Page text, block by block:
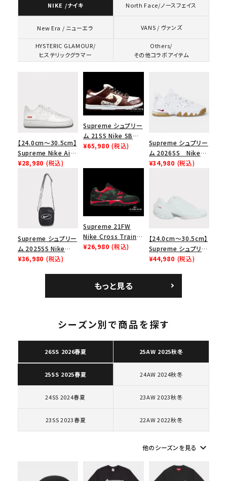
人気ワード 2026SS
Tシャツ・ロングスリーブ
キャップ・ハット
パーカー・クルーネック
ショルダー・ウエストバッグ
ボックスロゴ ブラックスウェット
コラボレーションブランドから探す
NIKE /ナイキ North Face/ノースフェイス
New Era / ニューエラ VANS / ヴァンズ
HYSTERIC GLAMOUR/
ヒステリックグラマー
Others/
その他コラボアイテム
【24.0cm～30.5cm】
Supreme Nike Air
Force 1 Low シュプ
リーム ナイキエアフォ
ース１スニーカー シ
ューズ ホワイト
¥28,980 (税込)
Supreme シュプリー
ム 21SS Nike SB
Dunk Low ナイキSB
¥65,980 (税込)
Supreme シュプリー
ム 2026SS Nike
SB Air Max 2 CB 94
¥34,980 (税込)
Supreme シュプリー
ム 2025SS Nike
Leather Shoulder
¥36,980 (税込)
Supreme 21FW
Nike Cross Trainer
Low ナイキクロスト
¥26,980 (税込)
【24.0cm～30.5cm】
Supreme シュプリー
ム 2023AW Nike
カー ホワイト 白
¥44,980 (税込)
もっと見る
シーズン別で商品を探す
26SS 2026春夏 25AW 2025秋冬
25SS 2025春夏 24AW 2024秋冬
24SS 2024春夏 23AW 2023秋冬
23SS 2023春夏 22AW 2022秋冬
他のシーズンを見る keyboard_arrow_down